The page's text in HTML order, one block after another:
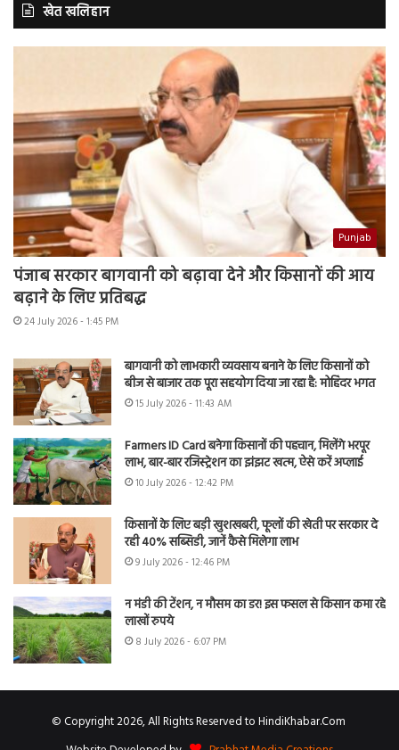
खेत खलिहान
Punjab
पंजाब सरकार बागवानी को बढ़ावा देने और किसानों की आय
बढ़ाने के लिए प्रतिबद्ध
24 July 2026 - 1:45 PM
बागवानी को लाभकारी व्यवसाय बनाने के लिए किसानों को
बीज से बाजार तक पूरा सहयोग दिया जा रहा है: मोहिंदर भगत
15 July 2026 - 11:43 AM
Farmers ID Card बनेगा किसानों की पहचान, मिलेंगे भरपूर
लाभ, बार-बार रजिस्ट्रेशन का झंझट खत्म, ऐसे करें अप्लाई
10 July 2026 - 12:42 PM
किसानों के लिए बड़ी खुशखबरी, फूलों की खेती पर सरकार दे
रही 40% सब्सिडी, जानें कैसे मिलेगा लाभ
9 July 2026 - 12:46 PM
न मंडी की टेंशन, न मौसम का डर! इस फसल से किसान कमा रहे
लाखों रुपये
8 July 2026 - 6:07 PM
© Copyright 2026, All Rights Reserved to HindiKhabar.Com